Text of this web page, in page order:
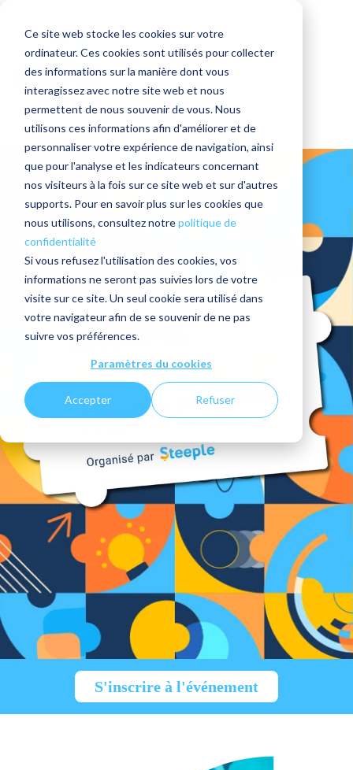
Ce site web stocke les cookies sur votre
ordinateur. Ces cookies sont utilisés pour collecter
des informations sur la manière dont vous
interagissez avec notre site web et nous
permettent de nous souvenir de vous. Nous
utilisons ces informations afin d'améliorer et de
personnaliser votre expérience de navigation, ainsi
que pour l'analyse et les indicateurs concernant
nos visiteurs à la fois sur ce site web et sur d'autres
supports. Pour en savoir plus sur les cookies que
nous utilisons, consultez notrepolitique de
confidentialité
Si vous refusez l'utilisation des cookies, vos
informations ne seront pas suivies lors de votre
visite sur ce site. Un seul cookie sera utilisé dans
votre navigateur afin de se souvenir de ne pas
suivre vos préférences.
Paramètres du cookies
Accepter Refuser
Français
S'inscrire à l'événement